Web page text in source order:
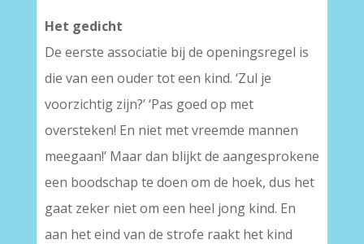
Het gedicht
De eerste associatie bij de openingsregel is
die van een ouder tot een kind. ‘Zul je
voorzichtig zijn?’ ‘Pas goed op met
oversteken! En niet met vreemde mannen
meegaan!’ Maar dan blijkt de aangesprokene
een boodschap te doen om de hoek, dus het
gaat zeker niet om een heel jong kind. En
aan het eind van de strofe raakt het kind